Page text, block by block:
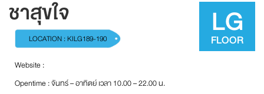
LG
FLOOR
ชาสุขใจ
LOCATION : KILG189-190
Website :
Opentime : จันทร์ – อาทิตย์ เวลา 10.00 – 22.00 น.